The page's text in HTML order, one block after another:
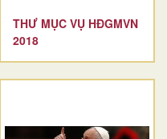
THƯ MỤC VỤ HĐGMVN
2018